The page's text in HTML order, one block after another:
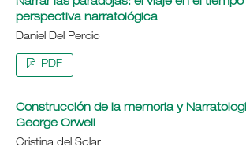
perspectiva narratológica
Daniel Del Percio
PDF
Construcción de la memoria y
George Orwell
Cristina del Solar